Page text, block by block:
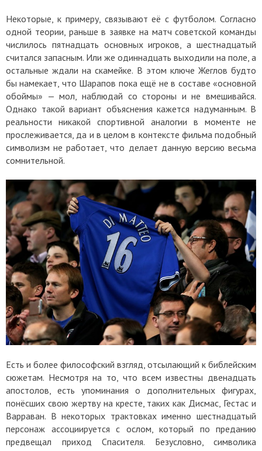
Некоторые, к примеру, связывают её с футболом. Согласно
одной теории, раньше в заявке на матч советской команды
числилось пятнадцать основных игроков, а шестнадцатый
считался запасным. Или же одиннадцать выходили на поле, а
остальные ждали на скамейке. В этом ключе Жеглов будто
бы намекает, что Шарапов пока ещё не в составе «основной
обоймы» — мол, наблюдай со стороны и не вмешивайся.
Однако такой вариант объяснения кажется надуманным. В
реальности никакой спортивной аналогии в моменте не
прослеживается, да и в целом в контексте фильма подобный
символизм не работает, что делает данную версию весьма
сомнительной.
Есть и более философский взгляд, отсылающий к библейским
сюжетам. Несмотря на то, что всем известны двенадцать
апостолов, есть упоминания о дополнительных фигурах,
понёсших свою жертву на кресте, таких как Дисмас, Гестас и
Варраван. В некоторых трактовках именно шестнадцатый
персонаж ассоциируется с ослом, который по преданию
предвещал приход Спасителя. Безусловно, символика